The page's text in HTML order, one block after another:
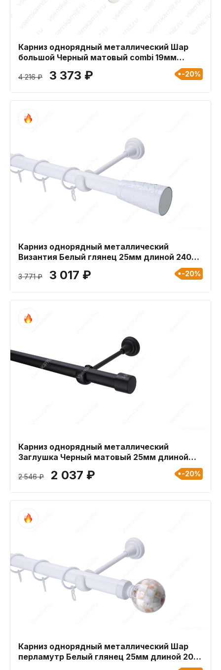
Карниз однорядный металлический Шар
большой Черный матовый combi 19мм
4 216 ₽ 3 373 ₽ -20%
Карниз однорядный металлический
Византия Белый глянец 25мм длиной 240
3 771 ₽ 3 017 ₽ -20%
Карниз однорядный металлический
Заглушка Черный матовый 25мм длиной
2 546 ₽ 2 037 ₽ -20%
Карниз однорядный металлический Шар
перламутр Белый глянец 25мм длиной 200